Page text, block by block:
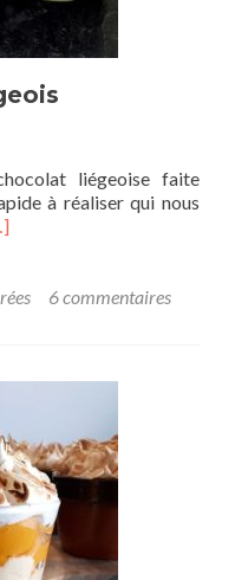
liégeoise faite
à réaliser qui nous
6 commentaires